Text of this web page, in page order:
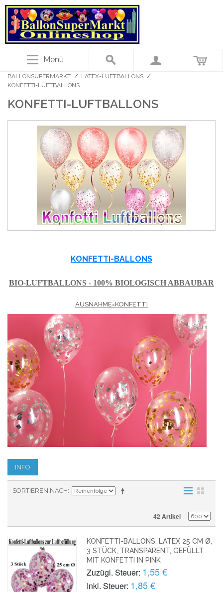
Menü
BALLONSUPERMARKT / LATEX-LUFTBALLONS /
KONFETTI-LUFTBALLONS
KONFETTI-LUFTBALLONS
KONFETTI-BALLONS
BIO-LUFTBALLONS - 100% BIOLOGISCH ABBAUBAR
AUSNAHME=KONFETTI
INFO
SORTIEREN NACH
42 Artikel
KONFETTI-BALLONS, LATEX 25 CM Ø,
3 STÜCK, TRANSPARENT, GEFÜLLT
MIT KONFETTI IN PINK
Zuzügl. Steuer: 1,55 €
Inkl. Steuer: 1,85 €